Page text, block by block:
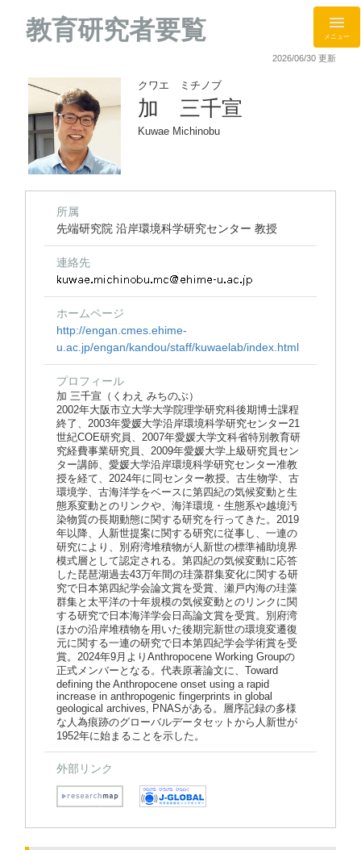
教育研究者要覧 メニュー
2026/06/30 更新
クワエ ミチノブ
加 三千宣
Kuwae Michinobu
所属
先端研究院 沿岸環境科学研究センター 教授
連絡先
ホームページ
http://engan.cmes.ehime-
u.ac.jp/engan/kandou/staff/kuwaelab/index.html
プロフィール
加 三千宣（くわえ みちのぶ）
2002年大阪市立大学大学院理学研究科後期博士課程
終了、2003年愛媛大学沿岸環境科学研究センター21
世紀COE研究員、2007年愛媛大学文科省特別教育研
究経費事業研究員、2009年愛媛大学上級研究員セン
ター講師、愛媛大学沿岸環境科学研究センター准教
授を経て、2024年に同センター教授。古生物学、古
環境学、古海洋学をベースに第四紀の気候変動と生
態系変動とのリンクや、海洋環境・生態系や越境汚
染物質の長期動態に関する研究を行ってきた。2019
年以降、人新世提案に関する研究に従事し、一連の
研究により、別府湾堆積物が人新世の標準補助境界
模式層として認定される。第四紀の気候変動に応答
した琵琶湖過去43万年間の珪藻群集変化に関する研
究で日本第四紀学会論文賞を受賞、瀬戸内海の珪藻
群集と太平洋の十年規模の気候変動とのリンクに関
する研究で日本海洋学会日高論文賞を受賞。別府湾
ほかの沿岸堆積物を用いた後期完新世の環境変遷復
元に関する一連の研究で日本第四紀学会学術賞を受
賞。2024年9月よりAnthropocene Working Groupの
正式メンバーとなる。代表原著論文に、Toward
defining the Anthropocene onset using a rapid
increase in anthropogenic fingerprints in global
geological archives, PNASがある。層序記録の多様
な人為痕跡のグローバルデータセットから人新世が
1952年に始まることを示した。
外部リンク